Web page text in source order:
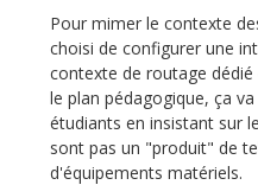
Pour mimer le contexte
choisi de configurer une
contexte de routage dédié
le plan pédagogique, ça
étudiants en insistant sur
sont pas un "produit" de
d'équipements matériels.